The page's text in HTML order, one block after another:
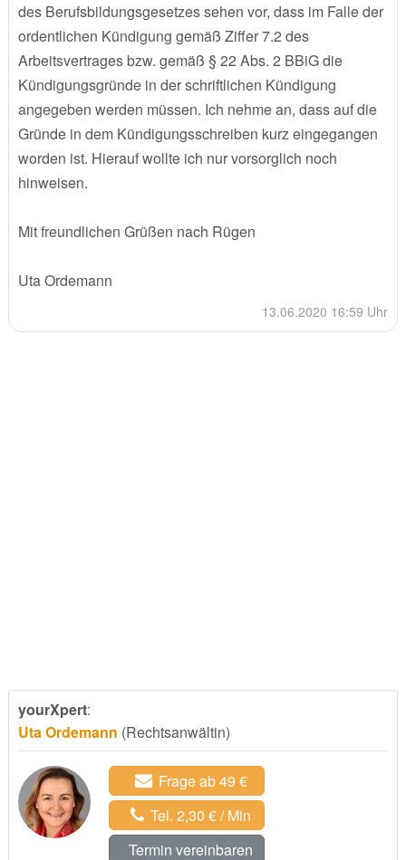
des Berufsbildungsgesetzes sehen vor, dass im Falle der
ordentlichen Kündigung gemäß Ziffer 7.2 des
Arbeitsvertrages bzw. gemäß § 22 Abs. 2 BBiG die
Kündigungsgründe in der schriftlichen Kündigung
angegeben werden müssen. Ich nehme an, dass auf die
Gründe in dem Kündigungsschreiben kurz eingegangen
worden ist. Hierauf wollte ich nur vorsorglich noch
hinweisen.
Mit freundlichen Grüßen nach Rügen
Uta Ordemann
13.06.2020 16:59 Uhr
yourXpert:
Uta Ordemann (Rechtsanwältin)
Frage ab 49 €
Tel. 2,30 € / Min
Termin vereinbaren